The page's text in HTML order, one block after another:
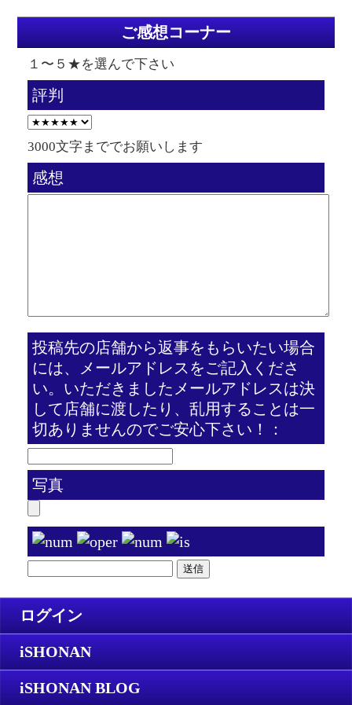
ご感想コーナー
１〜５★を選んで下さい
評判
3000文字まででお願いします
感想
投稿先の店舗から返事をもらいたい場合
には、メールアドレスをご記入くださ
い。いただきましたメールアドレスは決
して店舗に渡したり、乱用することは一
切ありませんのでご安心下さい！：
写真
ログイン
iSHONAN
iSHONAN BLOG